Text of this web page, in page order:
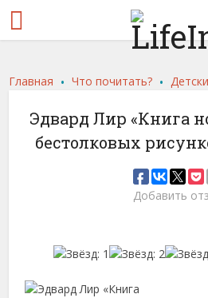
Главная .Что почитать? .
Эдвард Лир «Книга
бестолковых
Добавить